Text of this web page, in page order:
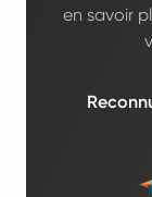
en savoir